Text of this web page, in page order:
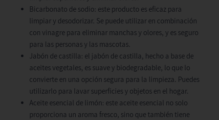
Bicarbonato de sodio: este producto es eficaz para
limpiar y desodorizar. Se puede utilizar en combinación
con vinagre para eliminar manchas y olores, y es seguro
para las personas y las mascotas.
Jabón de castilla: el jabón de castilla, hecho a base de
aceites vegetales, es suave y biodegradable, lo que lo
convierte en una opción segura para la limpieza. Puedes
utilizarlo para lavar superficies y objetos en el hogar.
Aceite esencial de limón: este aceite esencial no solo
proporciona un aroma fresco, sino que también tiene